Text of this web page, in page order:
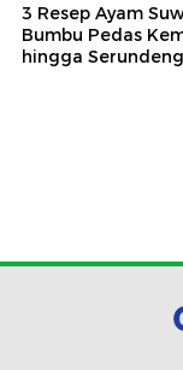
3 Resep Ayam
Bumbu Pedas
hingga